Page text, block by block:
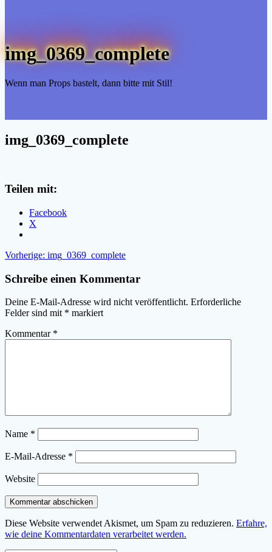
img_0369_complete
Wenn man Props bastelt, dann bitte mit Stil!
img_0369_complete
Teilen mit:
Facebook
X
Beitragsnavigation
Vorherige: Vorheriger
img_0369_complete
Schreibe einen Kommentar
Deine E-Mail-Adresse wird nicht veröffentlicht. Erforderliche
Felder sind mit * markiert
Kommentar *
Name *
E-Mail-Adresse *
Website
Diese Website verwendet Akismet, um Spam zu reduzieren. Erfahre,
wie deine Kommentardaten verarbeitet werden.